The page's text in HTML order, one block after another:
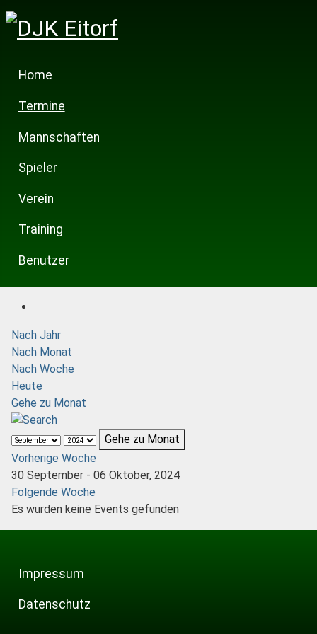
Home
Termine
Mannschaften
Spieler
Verein
Training
Benutzer
Nach Jahr
Nach Monat
Nach Woche
Heute
Gehe zu Monat
Gehe zu Monat
Vorherige Woche
30 September - 06 Oktober, 2024
Folgende Woche
Es wurden keine Events gefunden
Impressum
Datenschutz